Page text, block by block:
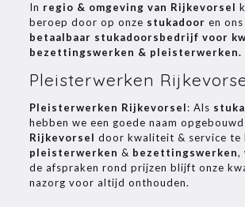
In regio & omgeving van Rijkevorsel
beroep door op onze stukadoor en ons
betaalbaar stukadoorsbedrijf voor
bezettingswerken & pleisterwerken.
Pleisterwerken
Pleisterwerken Rijkevorsel: Als
hebben we een goede naam opgebouwd
Rijkevorsel door kwaliteit & service te
pleisterwerken & bezettingswerken,
de afspraken rond prijzen blijft onze
nazorg voor altijd onthouden.